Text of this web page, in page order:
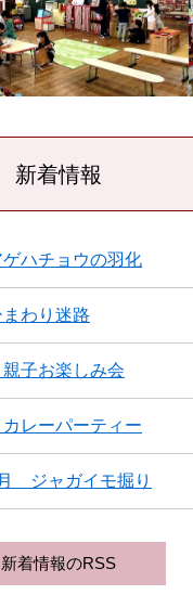
新着情報
ハチョウの羽化
わり迷路
お楽しみ会
ーパーティー
ジャガイモ掘り
新着情報のRSS